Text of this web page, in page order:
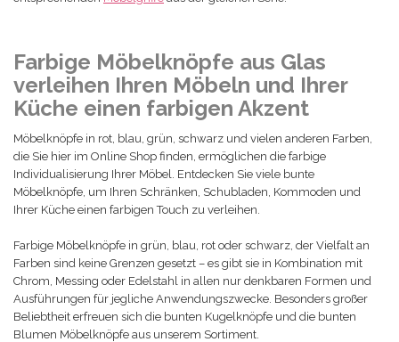
Farbige Möbelknöpfe aus Glas
verleihen Ihren Möbeln und Ihrer
Küche einen farbigen Akzent
Möbelknöpfe in rot, blau, grün, schwarz und vielen anderen Farben,
die Sie hier im Online Shop finden, ermöglichen die farbige
Individualisierung Ihrer Möbel. Entdecken Sie viele bunte
Möbelknöpfe, um Ihren Schränken, Schubladen, Kommoden und
Ihrer Küche einen farbigen Touch zu verleihen.
Farbige Möbelknöpfe in grün, blau, rot oder schwarz, der Vielfalt an
Farben sind keine Grenzen gesetzt – es gibt sie in Kombination mit
Chrom, Messing oder Edelstahl in allen nur denkbaren Formen und
Ausführungen für jegliche Anwendungszwecke. Besonders großer
Beliebtheit erfreuen sich die bunten Kugelknöpfe und die bunten
Blumen Möbelknöpfe aus unserem Sortiment.